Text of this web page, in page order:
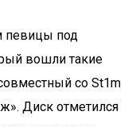
певицы под
вошли такие
со St1m
Диск отметился